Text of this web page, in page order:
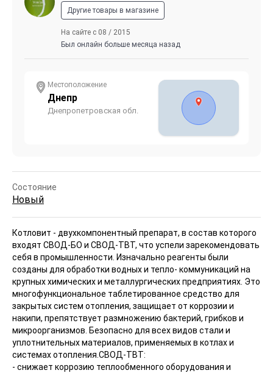
Другие товары в магазине
На сайте с 08 / 2015
Был онлайн больше месяца назад
Местоположение
Днепр
Днепропетровская обл.
Состояние
Новый
Котловит - двухкомпонентный препарат, в состав которого
входят СВОД-БО и СВОД-ТВТ, что успели зарекомендовать
себя в промышленности. Изначально реагенты были
созданы для обработки водных и тепло- коммуникаций на
крупных химических и металлургических предприятиях. Это
многофункциональное таблетированное средство для
закрытых систем отопления, защищает от коррозии и
накипи, препятствует размножению бактерий, грибков и
микроорганизмов. Безопасно для всех видов стали и
уплотнительных материалов, применяемых в котлах и
системах отопления. СВОД-ТВТ:
- снижает коррозию теплообменного оборудования и